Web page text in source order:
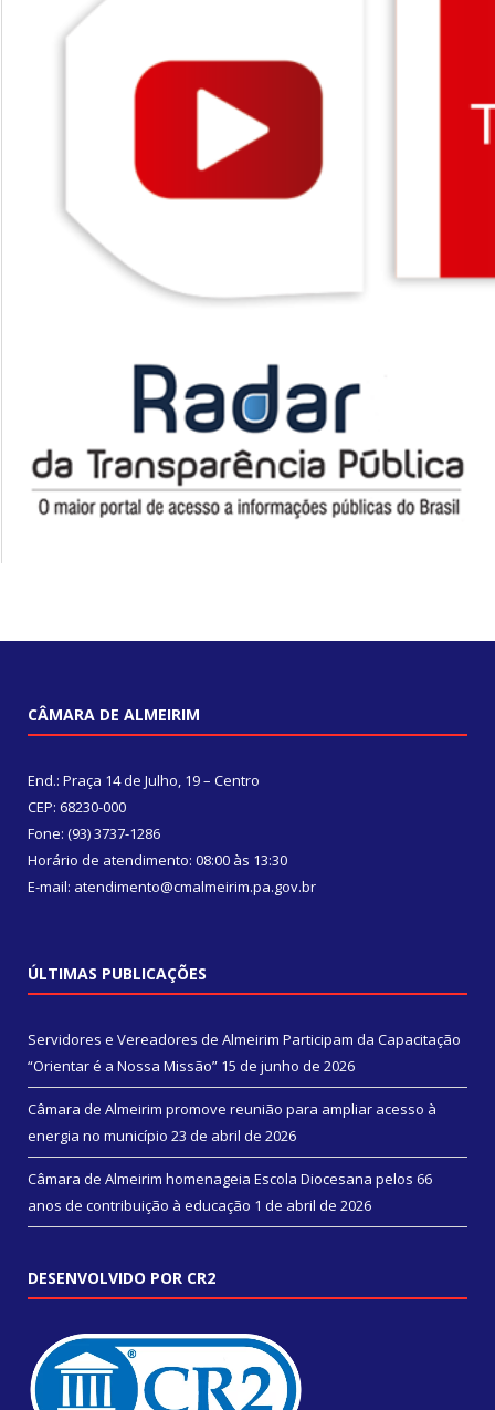
CÂMARA DE ALMEIRIM
End.: Praça 14 de Julho, 19 – Centro
CEP: 68230-000
Fone: (93) 3737-1286
Horário de atendimento: 08:00 às 13:30
E-mail: atendimento@cmalmeirim.pa.gov.br
ÚLTIMAS PUBLICAÇÕES
Servidores e Vereadores de Almeirim Participam da Capacitação
“Orientar é a Nossa Missão” 15 de junho de 2026
Câmara de Almeirim promove reunião para ampliar acesso à
energia no município 23 de abril de 2026
Câmara de Almeirim homenageia Escola Diocesana pelos 66
anos de contribuição à educação 1 de abril de 2026
DESENVOLVIDO POR CR2